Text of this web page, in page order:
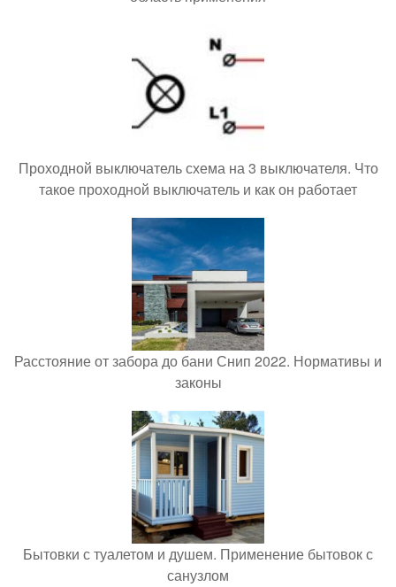
Проходной выключатель схема на 3 выключателя. Что
такое проходной выключатель и как он работает
Расстояние от забора до бани Снип 2022. Нормативы и
законы
Бытовки с туалетом и душем. Применение бытовок с
санузлом